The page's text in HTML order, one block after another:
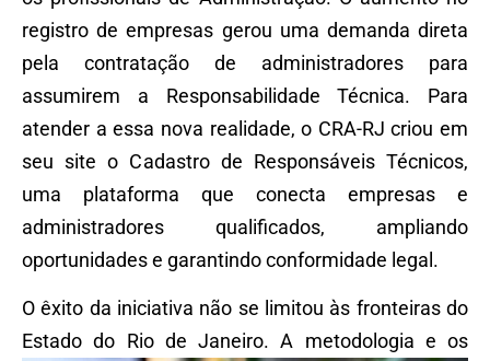
registro de empresas gerou uma demanda direta
pela contratação de administradores para
assumirem a Responsabilidade Técnica. Para
atender a essa nova realidade, o CRA-RJ criou em
seu site o Cadastro de Responsáveis Técnicos,
uma plataforma que conecta empresas e
administradores qualificados, ampliando
oportunidades e garantindo conformidade legal.
O êxito da iniciativa não se limitou às fronteiras do
Estado do Rio de Janeiro. A metodologia e os